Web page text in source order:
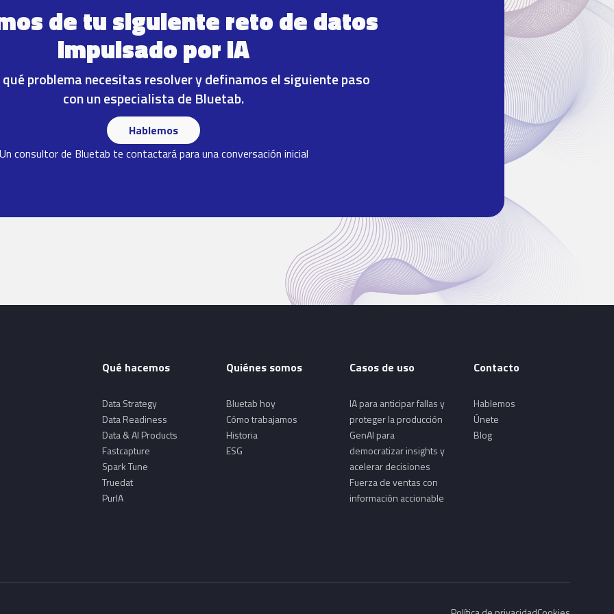
de tu siguiente reto de datos
impulsado por IA
problema necesitas resolver y definamos el siguiente paso
con un especialista de Bluetab.
Hablemos
consultor de Bluetab te contactará para una conversación inicial
Qué hacemos
Data Strategy
Data Readiness
Data & AI Products
Fastcapture
Spark Tune
Truedat
PurIA
Quiénes somos
Bluetab hoy
Cómo trabajamos
Historia
ESG
Casos de uso
IA para anticipar fallas y
proteger la producción
GenAI para
democratizar insights y
acelerar decisiones
Fuerza de ventas con
información accionable
Contacto
Hablemos
Únete
Blog